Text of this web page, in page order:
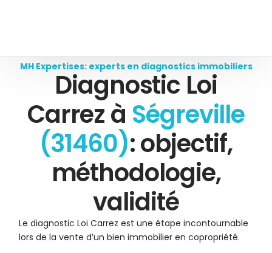
MH Expertises: experts en diagnostics immobiliers
Diagnostic Loi
Carrez à Ségreville
(31460): objectif,
méthodologie,
validité
Le diagnostic Loi Carrez est une étape incontournable
lors de la vente d’un bien immobilier en copropriété.